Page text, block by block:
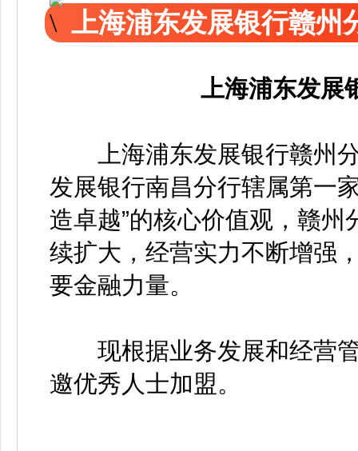
上海浦东发展银行赣州
上海浦东发展
上海浦东发展银行赣州分
发展银行南昌分行辖属第一
造卓越”的核心价值观，赣
续扩大，经营实力不断增强
要金融力量。
现根据业务发展和经营管
邀优秀人士加盟。